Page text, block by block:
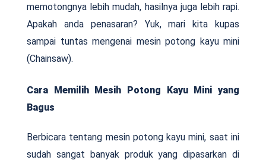
memotongnya lebih mudah, hasilnya juga lebih rapi.
Apakah anda penasaran? Yuk, mari kita kupas
sampai tuntas mengenai mesin potong kayu mini
(Chainsaw).
Cara Memilih Mesih Potong Kayu Mini yang
Bagus
Berbicara tentang mesin potong kayu mini, saat ini
sudah sangat banyak produk yang dipasarkan di